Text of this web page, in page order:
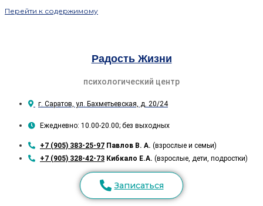
Перейти к содержимому
Радость Жизни
психологический центр
г. Саратов, ул. Бахметьевская, д. 20/24
Ежедневно: 10.00-20.00; без выходных
+7 (905) 383-25-97 Павлов В. А. (взрослые и семьи)
+7 (905) 328-42-73 Кибкало Е.А. (взрослые, дети, подростки)
Записаться